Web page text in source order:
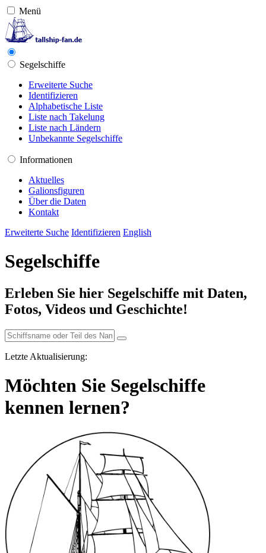
Menü
Segelschiffe
Erweiterte Suche
Identifizieren
Alphabetische Liste
Liste nach Takelung
Liste nach Ländern
Unbekannte Segelschiffe
Informationen
Aktuelles
Galionsfiguren
Über die Daten
Kontakt
Erweiterte Suche Identifizieren English
Segelschiffe
Erleben Sie hier Segelschiffe mit Daten,
Fotos, Videos und Geschichte!
Letzte Aktualisierung:
Möchten Sie Segelschiffe
kennen lernen?